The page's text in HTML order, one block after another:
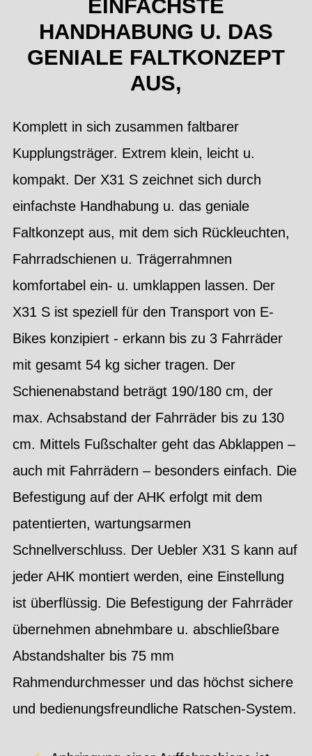
EINFACHSTE
HANDHABUNG U. DAS
GENIALE FALTKONZEPT
AUS,
Komplett in sich zusammen faltbarer
Kupplungsträger. Extrem klein, leicht u.
kompakt. Der X31 S zeichnet sich durch
einfachste Handhabung u. das geniale
Faltkonzept aus, mit dem sich Rückleuchten,
Fahrradschienen u. Trägerrahmnen
komfortabel ein- u. umklappen lassen. Der
X31 S ist speziell für den Transport von E-
Bikes konzipiert - erkann bis zu 3 Fahrräder
mit gesamt 54 kg sicher tragen. Der
Schienenabstand beträgt 190/180 cm, der
max. Achsabstand der Fahrräder bis zu 130
cm. Mittels Fußschalter geht das Abklappen –
auch mit Fahrrädern – besonders einfach. Die
Befestigung auf der AHK erfolgt mit dem
patentierten, wartungsarmen
Schnellverschluss. Der Uebler X31 S kann auf
jeder AHK montiert werden, eine Einstellung
ist überflüssig. Die Befestigung der Fahrräder
übernehmen abnehmbare u. abschließbare
Abstandshalter bis 75 mm
Rahmendurchmesser und das höchst sichere
und bedienungsfreundliche Ratschen-System.